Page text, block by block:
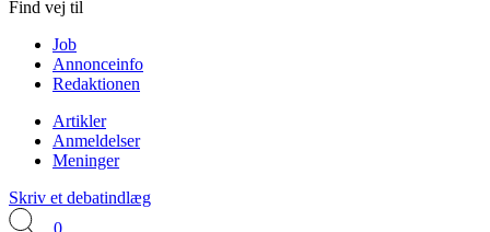
Find vej til
Job
Annonceinfo
Redaktionen
Artikler
Anmeldelser
Meninger
Skriv et debatindlæg